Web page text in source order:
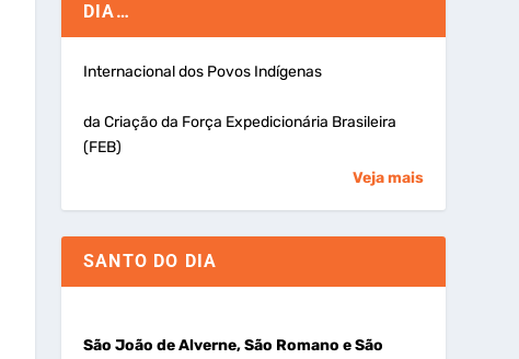
DIA…
Internacional dos Povos Indígenas
da Criação da Força Expedicionária Brasileira
(FEB)
Veja mais
SANTO DO DIA
São João de Alverne, São Romano e São